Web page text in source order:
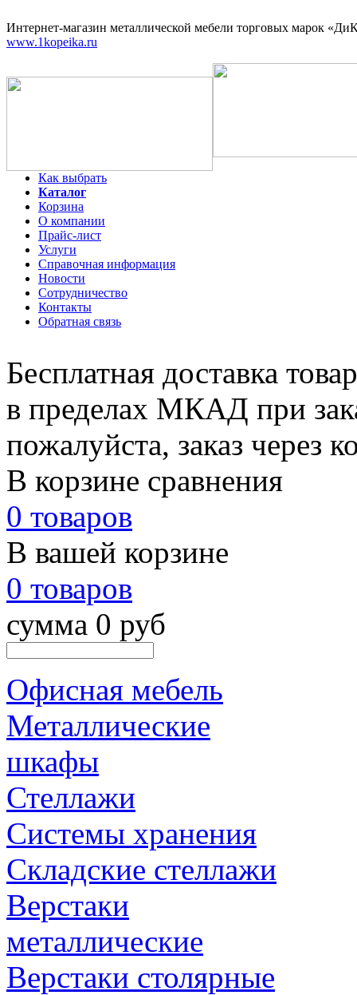
Интернет-магазин металлической мебели торговых марок
www.1kopeika.ru
Как выбрать
Каталог
Корзина
О компании
Прайс-лист
Услуги
Справочная информация
Новости
Сотрудничество
Контакты
Обратная связь
Бесплатная доставка
в пределах МКАД при
пожалуйста, заказ через
В корзине сравнения
0 товаров
В вашей корзине
0 товаров
сумма 0 руб
Офисная мебель
Металлические
шкафы
Стеллажи
Системы хранения
Складские стеллажи
Верстаки
металлические
Верстаки столярные